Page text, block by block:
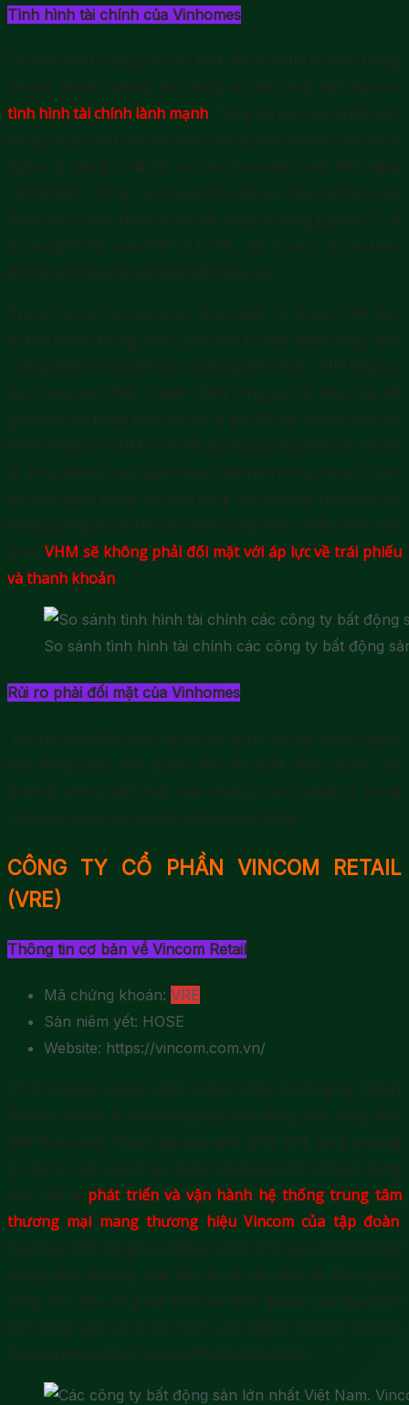
Tình hình tài chính của Vinhomes
Có một điều chúng ta cần biết, đó là VHM là một trong
những doanh nghiệp bất động sản lớn nhất Việt Nam có
tình hình tài chính lành mạnh. Tổng tài sản của VHM luôn
tăng trong suốt lịch sử hoạt động kinh doanh, đạt 341,6
nghìn tỷ đồng (+48,3% so với đầu năm) tính đến ngày
30/09/2022. Tỷ lệ nợ ròng/vốn chủ sở hữu (VCSH) của
VHM vẫn ở mức thấp so với các công ty cùng ngành. Tỷ lệ
nợ ròng/VCSH của VHM là 17,3%, đây là mức rất an toàn
đối với một doanh nghiệp bất động sản.
Trong cơ cấu nợ (tổng nợ 40,2 nghìn tỷ đồng), 24% đến
từ trái phiếu trong nước, 36% đến từ vay ngân hàng, 39%
còn lại đến từ vay đối tác và các nguồn khác. VHM tiếp tục
tập trung vay VND, chiếm 100% tổng dư nợ, điều này đã
giúp loại bỏ hoàn toàn rủi ro tỷ giá đối với khoản vay của
VHM. Hiện tại, VHM có 3.340 tỷ đồng trái phiếu và 18.243
tỷ đồng khoản vay ngân hàng đáo hạn trong vòng 1 năm
tới. Các ngân hàng vẫn sẵn sàng cho vay thế chấp đối với
những công ty có tài sản chất lượng như VHM, nên chắc
chắn VHM sẽ không phải đối mặt với áp lực về trái phiếu
và thanh khoản.
So sánh tình hình tài chính các công ty bất động
Rủi ro phải đối mặt của Vinhomes
Rủi ro của VHM hiện tại sẽ chỉ là rủi ro của toàn ngành
bất động sản, liên quan đến lãi suất tăng mạnh, thị
trường vốn bị siết chặt, hay những rủi ro pháp lý trong
việc phê duyệt dự án, giải phóng mặt bằng…
CÔNG TY CỔ PHẦN VINCOM RETAIL
(VRE)
Thông tin cơ bản về Vincom Retail
Mã chứng khoán: VRE
Sàn niêm yết: HOSE
Website: https://vincom.com.vn/
CTCP Vincom Retail (VRE) có tiền thân là Công ty TNHH
Vincom Retail, là doanh nghiệp bất động sản hàng đầu
Việt Nam được thành lập vào năm 2012. VRE cũng là công
ty thành viên của Tập đoàn Vingroup (VIC). Hoạt động
của VRE là phát triển và vận hành hệ thống trung tâm
thương mại mang thương hiệu Vincom của tập đoàn.
Hiện tại, VRE đang hoạt động chính lĩnh vực cho thuê các
trung tâm thương mại bán lẻ và các dịch vụ liên quan,
cũng như đầu tư phát triển và kinh doanh các loại hình
bất động sản với 4 mô hình sản phẩm: Vincom Center,
Vincom Mega Mall, Vincom Plaza và Vincom+